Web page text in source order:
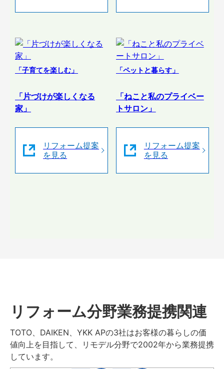
「子育てを楽しむ」
「片づけが楽しくなる
家」
リフォーム提案
を見る
「ペットと暮らす」
「ねこと私のプライベー
トサロン」
リフォーム提案
を見る
リフォーム分野業務提携関連
TOTO、DAIKEN、YKK APの3社はお客様の暮らしの価
値向上を目指して、リモデル分野で2002年から業務提携
しています。